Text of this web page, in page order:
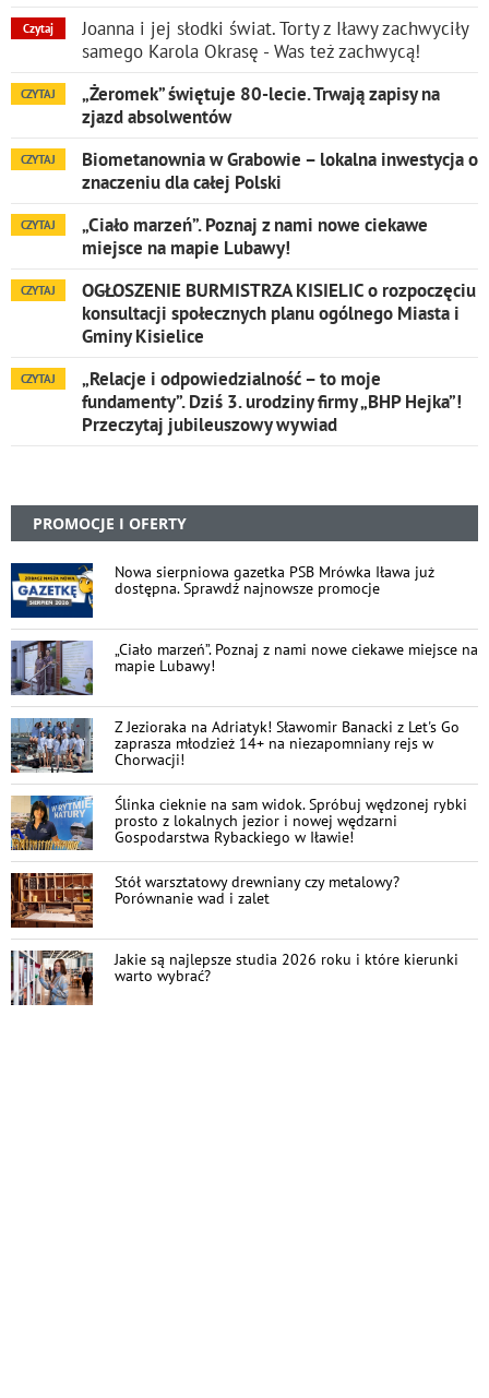
Czytaj
Joanna i jej słodki świat. Torty z Iławy zachwyciły
samego Karola Okrasę - Was też zachwycą!
CZYTAJ
„Żeromek” świętuje 80-lecie. Trwają zapisy na
zjazd absolwentów
CZYTAJ
Biometanownia w Grabowie – lokalna inwestycja o
znaczeniu dla całej Polski
CZYTAJ
„Ciało marzeń”. Poznaj z nami nowe ciekawe
miejsce na mapie Lubawy!
CZYTAJ
OGŁOSZENIE BURMISTRZA KISIELIC o rozpoczęciu
konsultacji społecznych planu ogólnego Miasta i
Gminy Kisielice
CZYTAJ
„Relacje i odpowiedzialność – to moje
fundamenty”. Dziś 3. urodziny firmy „BHP Hejka”!
Przeczytaj jubileuszowy wywiad
PROMOCJE I OFERTY
Nowa sierpniowa gazetka PSB Mrówka Iława już
dostępna. Sprawdź najnowsze promocje
„Ciało marzeń”. Poznaj z nami nowe ciekawe miejsce na
mapie Lubawy!
Z Jezioraka na Adriatyk! Sławomir Banacki z Let's Go
zaprasza młodzież 14+ na niezapomniany rejs w
Chorwacji!
Ślinka cieknie na sam widok. Spróbuj wędzonej rybki
prosto z lokalnych jezior i nowej wędzarni
Gospodarstwa Rybackiego w Iławie!
Stół warsztatowy drewniany czy metalowy?
Porównanie wad i zalet
Jakie są najlepsze studia 2026 roku i które kierunki
warto wybrać?